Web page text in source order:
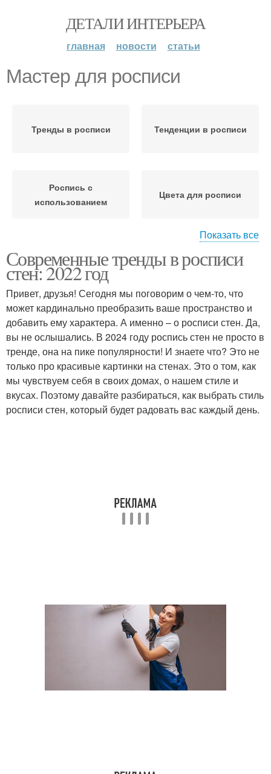
ДЕТАЛИ ИНТЕРЬЕРА
главная новости статьи
Мастер для росписи
Тренды в росписи Тенденции в росписи
Роспись с
использованием
Цвета для росписи
Дизайн для росписи
Показать все
Современные тренды в росписи
стен: 2022 год
Привет, друзья! Сегодня мы поговорим о чем-то, что
может кардинально преобразить ваше пространство и
добавить ему характера. А именно – о росписи стен. Да,
вы не ослышались. В 2024 году роспись стен не просто в
тренде, она на пике популярности! И знаете что? Это не
только про красивые картинки на стенах. Это о том, как
мы чувствуем себя в своих домах, о нашем стиле и
вкусах. Поэтому давайте разбираться, как выбрать стиль
росписи стен, который будет радовать вас каждый день.